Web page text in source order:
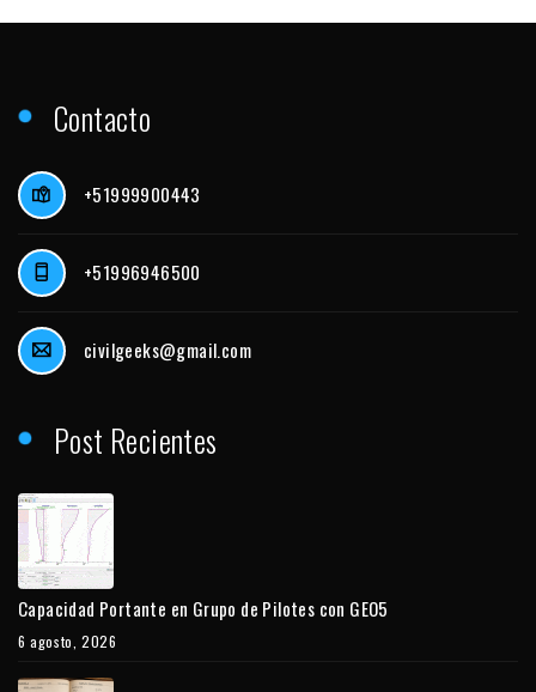
Contacto
+51999900443
+51996946500
civilgeeks@gmail.com
Post Recientes
Capacidad Portante en Grupo de Pilotes con GEO5
6 agosto, 2026